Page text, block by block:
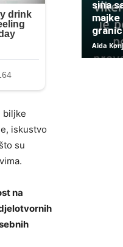
biljke
iskustvo
su
na
sina
Aida